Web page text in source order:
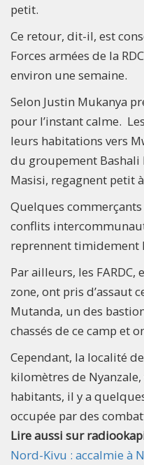
petit.
Ce retour, dit-il, est
Forces armées de la
environ une semaine.
Selon Justin Mukanya
pour l’instant calme.
leurs habitations vers
du groupement
Masisi, regagnent petit
Quelques
conflits
reprennent timidement
Par ailleurs, les
zone, ont pris d’assaut
Mutanda, un des
chassés de ce camp et
Cependant, la localité
kilomètres de
habitants, il y a
occupée par des
Lire aussi sur
Nord-Kivu : accalmie à